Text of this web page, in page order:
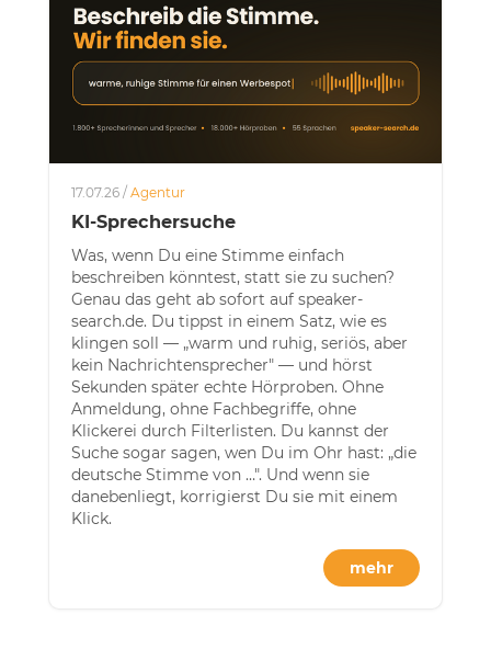
17.07.26 / Agentur
KI-Sprechersuche
Was, wenn Du eine Stimme einfach
beschreiben könntest, statt sie zu suchen?
Genau das geht ab sofort auf speaker-
search.de. Du tippst in einem Satz, wie es
klingen soll — „warm und ruhig, seriös, aber
kein Nachrichtensprecher" — und hörst
Sekunden später echte Hörproben. Ohne
Anmeldung, ohne Fachbegriffe, ohne
Klickerei durch Filterlisten. Du kannst der
Suche sogar sagen, wen Du im Ohr hast: „die
deutsche Stimme von …". Und wenn sie
danebenliegt, korrigierst Du sie mit einem
Klick.
mehr